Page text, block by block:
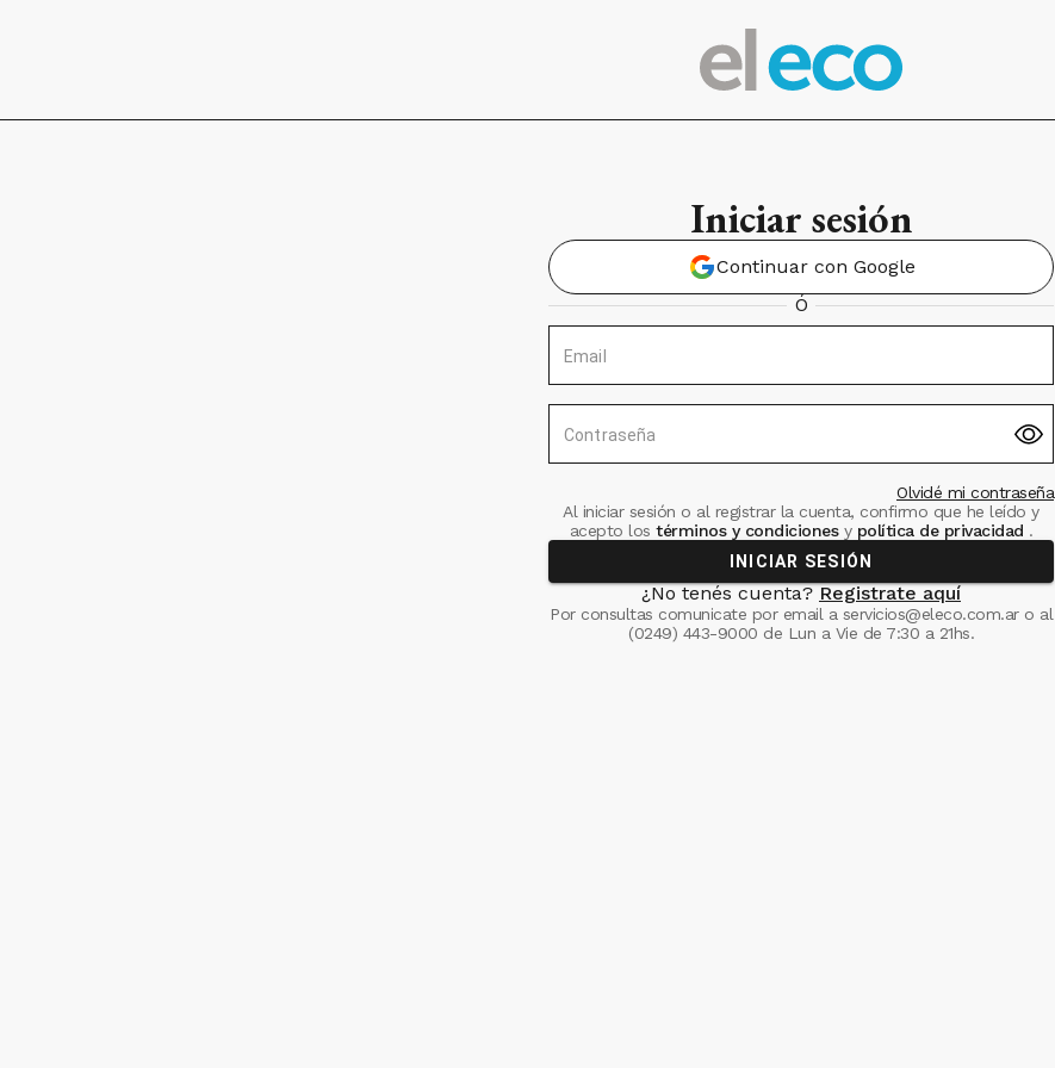
Iniciar sesión
Continuar con Google
Ó
Email
Contraseña
Olvidé mi contraseña
Al iniciar sesión o al registrar la cuenta, confirmo que he leído y
acepto los términos y condiciones ypolítica de privacidad .
INICIAR SESIÓN
¿No tenés cuenta? Registrate aquí
Por consultas comunicate por email a servicios@eleco.com.aro al
(0249) 443-9000 de Lun a Vie de 7:30 a 21hs.